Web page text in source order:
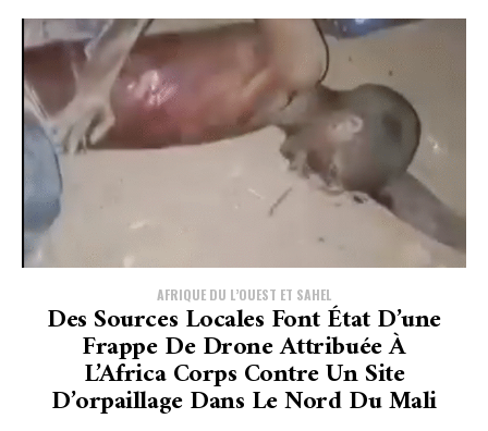
AFRIQUE DU L’OUEST ET SAHEL
Des Sources Locales Font État D’une
Frappe De Drone Attribuée À
L’Africa Corps Contre Un Site
D’orpaillage Dans Le Nord Du Mali